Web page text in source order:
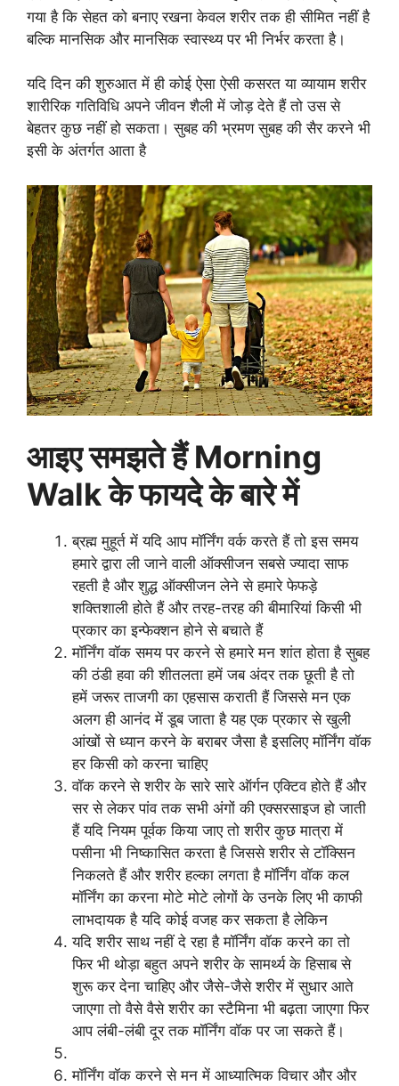
गया है कि सेहत को बनाए रखना केवल शरीर तक ही सीमित नहीं है
बल्कि मानसिक और मानसिक स्वास्थ्य पर भी निर्भर करता है।
यदि दिन की शुरुआत में ही कोई ऐसा ऐसी कसरत या व्यायाम शरीर
शारीरिक गतिविधि अपने जीवन शैली में जोड़ देते हैं तो उस से
बेहतर कुछ नहीं हो सकता। सुबह की भ्रमण सुबह की सैर करने भी
इसी के अंतर्गत आता है
आइए समझते हैं Morning
Walk के फायदे के बारे में
ब्रह्म मुहूर्त में यदि आप मॉर्निंग वर्क करते हैं तो इस समय
हमारे द्वारा ली जाने वाली ऑक्सीजन सबसे ज्यादा साफ
रहती है और शुद्ध ऑक्सीजन लेने से हमारे फेफड़े
शक्तिशाली होते हैं और तरह-तरह की बीमारियां किसी भी
प्रकार का इन्फेक्शन होने से बचाते हैं
मॉर्निंग वॉक समय पर करने से हमारे मन शांत होता है सुबह
की ठंडी हवा की शीतलता हमें जब अंदर तक छूती है तो
हमें जरूर ताजगी का एहसास कराती हैं जिससे मन एक
अलग ही आनंद में डूब जाता है यह एक प्रकार से खुली
आंखों से ध्यान करने के बराबर जैसा है इसलिए मॉर्निंग वॉक
हर किसी को करना चाहिए
वॉक करने से शरीर के सारे सारे ऑर्गन एक्टिव होते हैं और
सर से लेकर पांव तक सभी अंगों की एक्सरसाइज हो जाती
हैं यदि नियम पूर्वक किया जाए तो शरीर कुछ मात्रा में
पसीना भी निष्कासित करता है जिससे शरीर से टॉक्सिन
निकलते हैं और शरीर हल्का लगता हैमॉर्निंग वॉक कल
मॉर्निंग का करना मोटे मोटे लोगों के उनके लिए भी काफी
लाभदायक है यदि कोई वजह कर सकता है लेकिन
यदि शरीर साथ नहीं दे रहा है मॉर्निंग वॉक करने का तो
फिर भी थोड़ा बहुत अपने शरीर के सामर्थ्य के हिसाब से
शुरू कर देना चाहिए और जैसे-जैसे शरीर में सुधार आते
जाएगा तो वैसे वैसे शरीर का स्टैमिना भी बढ़ता जाएगा फिर
आप लंबी-लंबी दूर तक मॉर्निंग वॉक पर जा सकते हैं।
मॉर्निंग वॉक करने से मन में आध्यात्मिक विचार और और